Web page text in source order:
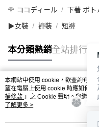
🌹 ココディール 下著 ボト
▶女裝 褲裝 短褲
本分類熱銷全站排行
熱門標籤
本網站中使用 cookie，欲查詢有關
望在電腦上使用 cookie 時應如何
權條款 」之 Cookie 聲明。您繼續
用條款之 Cookie 聲明使用 cookie。
了解更多 >